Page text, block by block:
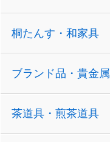
桐たんす・和家具
ブランド品・貴金属
茶道具・煎茶道具